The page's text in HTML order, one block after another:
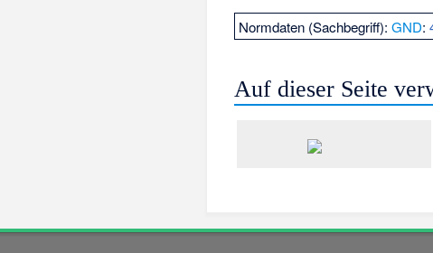
Normdaten (Sachbegriff):GND:
Auf dieser Seite